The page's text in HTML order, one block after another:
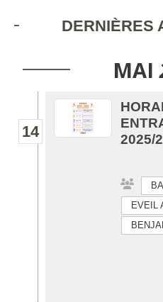
DERNIÈRES
MAI
14
2025/
EVEIL